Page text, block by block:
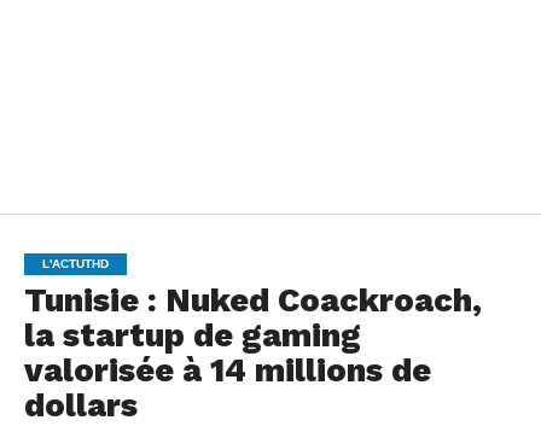
L'ACTUTHD
Tunisie : Nuked Coackroach,
la startup de gaming
valorisée à 14 millions de
dollars